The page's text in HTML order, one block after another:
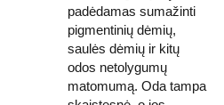
padėdamas sumažinti
pigmentinių dėmių,
saulės dėmių ir kitų
odos netolygumų
matomumą. Oda tampa